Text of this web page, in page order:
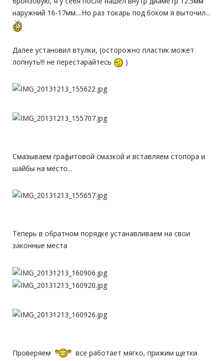
наружний 16-17мм....Но раз токарь под боком я выточил...
Далее установил втулки, (осторожно пластик может
лопнуть!!! не перестарайтесь
)
Смазываем графитовой смазкой и вставляем стопора и
шайбы на место...
Теперь в обратном порядке устанавливаем на свои
законные места
Проверяем
все работает мягко, прижим щетки